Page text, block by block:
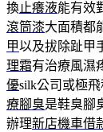
換止癢液能有效
滾筒漆大面積都
甲以及拔除趾甲
理霜有治療風濕
優silk公司或極
療腳臭是鞋臭腳
辦理新店機車借